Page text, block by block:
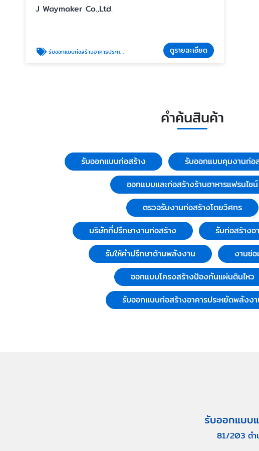
J Waymaker Co.,Ltd.
รับออกแบบก่อสร้างอาคารประหยัดพลังงาน ดูรายละเอียด
คำค้นสินค้า
รับออกแบบก่อสร้าง
รับออกแบบคุมงานก่อ
ออกแบบและก่อสร้างร้านอาหารแฟรนไชน์
ตรวจรับงานก่อสร้างโดยวิศกร
บริษัทที่ปรึกษางานก่อสร้าง
รับก่อสร้างอ
รับให้คำปรึกษาด้านพลังงาน
งานซ่
ออกแบบโครงสร้างป้องกันแผ่นดินไหว
รับออกแบบก่อสร้างอาคารประหยัดพลังง
รับออกแบบแ
81/203 ตำ